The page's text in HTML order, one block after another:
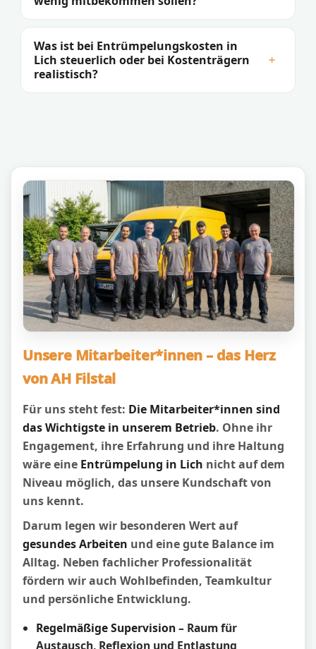
Was ist bei Entrümpelungskosten in
Lich steuerlich oder bei Kostenträgern
realistisch?
+
Unsere Mitarbeiter*innen – das Herz
von AH Filstal
Für uns steht fest: Die Mitarbeiter*innen sind
das Wichtigste in unserem Betrieb. Ohne ihr
Engagement, ihre Erfahrung und ihre Haltung
wäre eine Entrümpelung in Lich nicht auf dem
Niveau möglich, das unsere Kundschaft von
uns kennt.
Darum legen wir besonderen Wert auf
gesundes Arbeiten und eine gute Balance im
Alltag. Neben fachlicher Professionalität
fördern wir auch Wohlbefinden, Teamkultur
und persönliche Entwicklung.
Regelmäßige Supervision– Raum für
Austausch, Reflexion und Entlastung